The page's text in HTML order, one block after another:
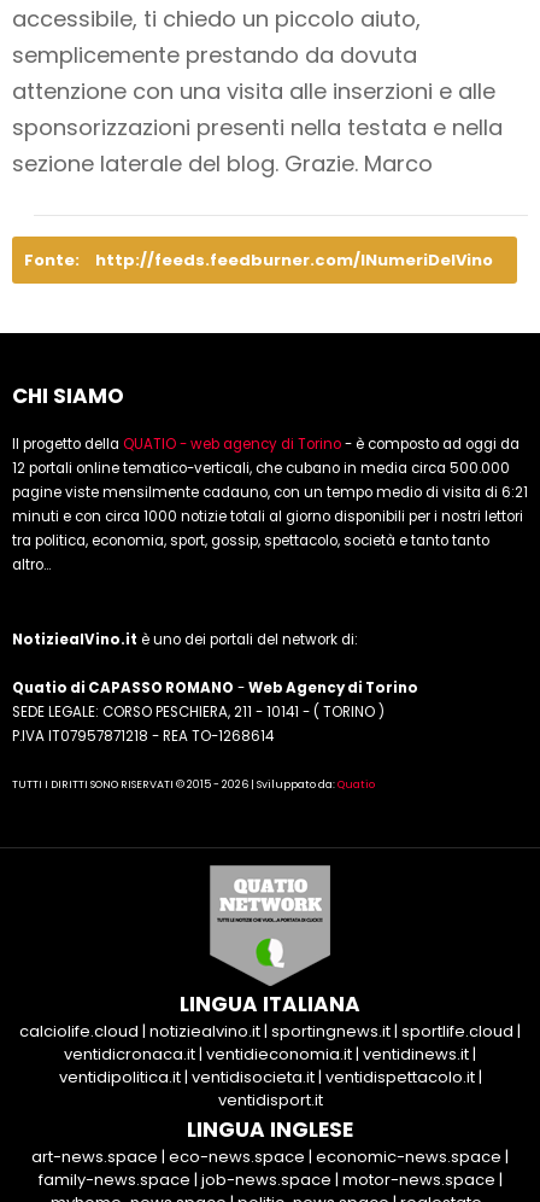
accessibile, ti chiedo un piccolo aiuto,
semplicemente prestando da dovuta
attenzione con una visita alle inserzioni e alle
sponsorizzazioni presenti nella testata e nella
sezione laterale del blog. Grazie. Marco
Fonte: http://feeds.feedburner.com/INumeriDelVino
CHI SIAMO
Il progetto della QUATIO - web agency di Torino- è composto ad oggi da
12 portali online tematico-verticali, che cubano in media circa 500.000
pagine viste mensilmente cadauno, con un tempo medio di visita di 6:21
minuti e con circa 1000 notizie totali al giorno disponibili per i nostri lettori
tra politica, economia, sport, gossip, spettacolo, società e tanto tanto
altro...
NotiziealVino.it è uno dei portali del network di:
Quatio di CAPASSO ROMANO -Web Agency di Torino
SEDE LEGALE: CORSO PESCHIERA, 211 - 10141 - ( TORINO )
P.IVA IT07957871218 - REA TO-1268614
TUTTI I DIRITTI SONO RISERVATI © 2015 - 2026 | Sviluppato da:Quatio
LINGUA ITALIANA
calciolife.cloud | notiziealvino.it| sportingnews.it| sportlife.cloud |
ventidicronaca.it| ventidieconomia.it| ventidinews.it|
ventidipolitica.it| ventidisocieta.it| ventidispettacolo.it|
ventidisport.it
LINGUA INGLESE
art-news.space | eco-news.space | economic-news.space |
family-news.space | job-news.space | motor-news.space |